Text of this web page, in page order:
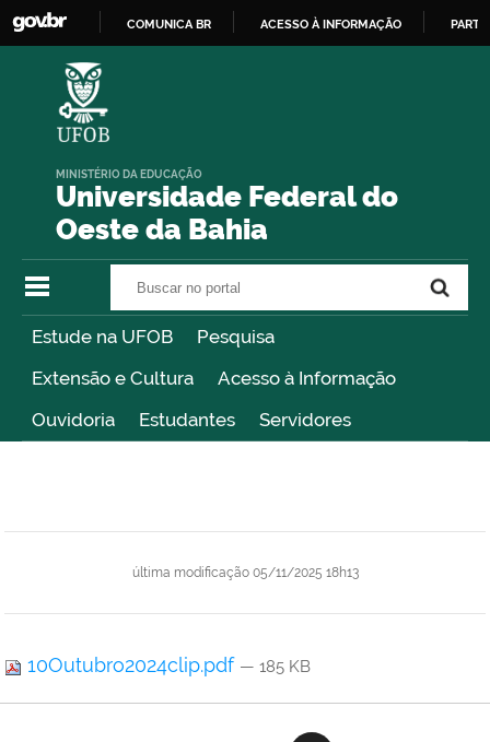
COMUNICA BR ACESSO À INFORMAÇÃO
Universidade Federal do
Oeste da Bahia
MINISTÉRIO DA EDUCAÇÃO
Estude na UFOB
Pesquisa
Extensão e Cultura
Acesso à Informação
Ouvidoria
Estudantes Servidores
última modificação05/11/2025 18h13
10Outubro2024clip.pdf — 185 KB